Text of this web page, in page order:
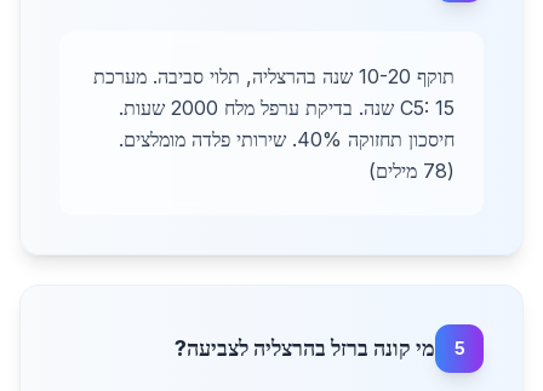
תוקף 10-20 שנה בהרצליה, תלוי סביבה. מערכת
C5: 15 שנה. בדיקת ערפל מלח 2000 שעות.
חיסכון תחזוקה 40%. שירותי פלדה מומלצים.
(78 מילים)
5 מי קונה ברזל בהרצליה לצביעה?